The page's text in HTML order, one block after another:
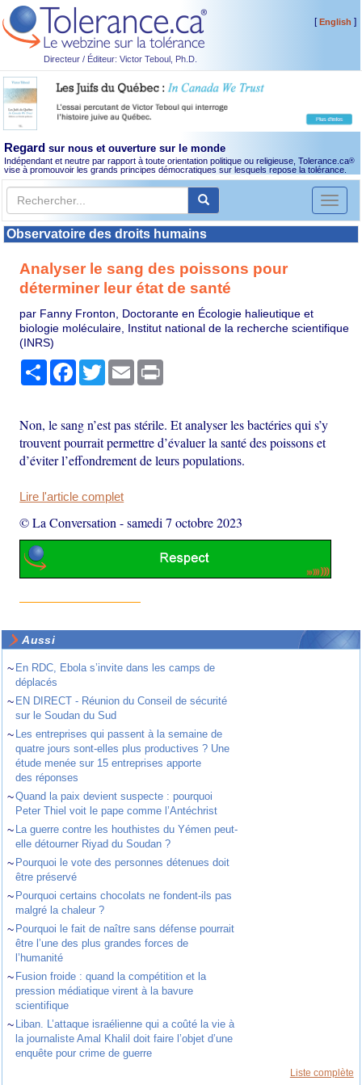
Directeur / Éditeur: Victor Teboul, Ph.D.
[English ]
Regard sur nous et ouverture sur le monde
Indépendant et neutre par rapport à toute orientation politique ou religieuse, Tolerance.ca®
vise à promouvoir les grands principes démocratiques sur lesquels repose la tolérance.
Toggle
Observatoire des droits humains
Analyser le sang des poissons pour
déterminer leur état de santé
par Fanny Fronton, Doctorante en Écologie halieutique et
biologie moléculaire, Institut national de la recherche scientifique
(INRS)
PartagerFacebook
TwitterEmail
Non, le sang n’est pas stérile. Et analyser les bactéries qui s’y
trouvent pourrait permettre d’évaluer la santé des poissons et
d’éviter l’effondrement de leurs populations.
Lire l'article complet
© La Conversation -samedi 7 octobre 2023
Aussi
~ En RDC, Ebola s’invite dans les camps de
déplacés
~ EN DIRECT - Réunion du Conseil de sécurité
sur le Soudan du Sud
~ Les entreprises qui passent à la semaine de
quatre jours sont-elles plus productives ? Une
étude menée sur 15 entreprises apporte
des réponses
~Quand la paix devient suspecte : pourquoi
Peter Thiel voit le pape comme l’Antéchrist
~ La guerre contre les houthistes du Yémen peut-
elle détourner Riyad du Soudan ?
~ Pourquoi le vote des personnes détenues doit
être préservé
~ Pourquoi certains chocolats ne fondent-ils pas
malgré la chaleur ?
~ Pourquoi le fait de naître sans défense pourrait
être l’une des plus grandes forces de
l’humanité
~ Fusion froide : quand la compétition et la
pression médiatique virent à la bavure
scientifique
~ Liban. L’attaque israélienne qui a coûté la vie à
la journaliste Amal Khalil doit faire l’objet d’une
enquête pour crime de guerre
Liste complète